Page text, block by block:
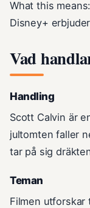
What this
Disney+
Vad
Handling
Scott Calvin är
jultomten faller
tar på sig
Teman
Filmen utforskar